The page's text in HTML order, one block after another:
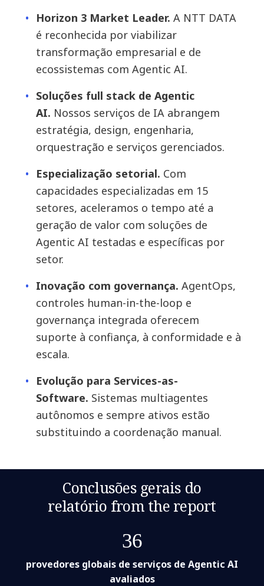
Horizon 3 Market Leader.A NTT DATA
é reconhecida por viabilizar
transformação empresarial e de
ecossistemas com Agentic AI.
Soluções full stack de Agentic
AI. Nossos serviços de IA abrangem
estratégia, design, engenharia,
orquestração e serviços gerenciados.
Especialização setorial. Com
capacidades especializadas em 15
setores, aceleramos o tempo até a
geração de valor com soluções de
Agentic AI testadas e específicas por
setor.
Inovação com governança.AgentOps,
controles human-in-the-loop e
governança integrada oferecem
suporte à confiança, à conformidade e à
escala.
Evolução para Services-as-
Software. Sistemas multiagentes
autônomos e sempre ativos estão
substituindo a coordenação manual.
Conclusões gerais do
relatório from the report
36
provedores globais de serviços de Agentic AI
avaliados